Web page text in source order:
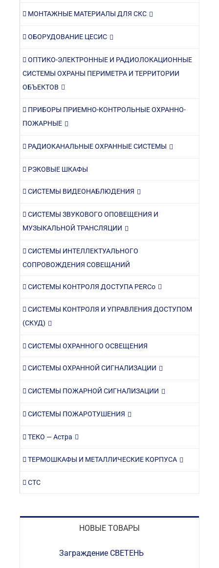
МОНТАЖНЫЕ МАТЕРИАЛЫ ДЛЯ СКС
ОБОРУДОВАНИЕ ЦЕСИС
ОПТИКО-ЭЛЕКТРОННЫЕ И РАДИОЛОКАЦИОННЫЕ
СИСТЕМЫ ОХРАНЫ ПЕРИМЕТРА И ТЕРРИТОРИИ
ОБЪЕКТОВ
ПРИБОРЫ ПРИЕМНО-КОНТРОЛЬНЫЕ ОХРАННО-
ПОЖАРНЫЕ
РАДИОКАНАЛЬНЫЕ ОХРАННЫЕ СИСТЕМЫ
РЭКОВЫЕ ШКАФЫ
СИСТЕМЫ ВИДЕОНАБЛЮДЕНИЯ
СИСТЕМЫ ЗВУКОВОГО ОПОВЕЩЕНИЯ И
МУЗЫКАЛЬНОЙ ТРАНСЛЯЦИИ
СИСТЕМЫ ИНТЕЛЛЕКТУАЛЬНОГО
СОПРОВОЖДЕНИЯ СОВЕЩАНИЙ
СИСТЕМЫ КОНТРОЛЯ ДОСТУПА PERCo
СИСТЕМЫ КОНТРОЛЯ И УПРАВЛЕНИЯ ДОСТУПОМ
(СКУД)
СИСТЕМЫ ОХРАННОГО ОСВЕЩЕНИЯ
СИСТЕМЫ ОХРАННОЙ СИГНАЛИЗАЦИИ
СИСТЕМЫ ПОЖАРНОЙ СИГНАЛИЗАЦИИ
СИСТЕМЫ ПОЖАРОТУШЕНИЯ
ТЕКО — Астра
ТЕРМОШКАФЫ И МЕТАЛЛИЧЕСКИЕ КОРПУСА
СТС
НОВЫЕ ТОВАРЫ
Заграждение СВЕТЕНЬ